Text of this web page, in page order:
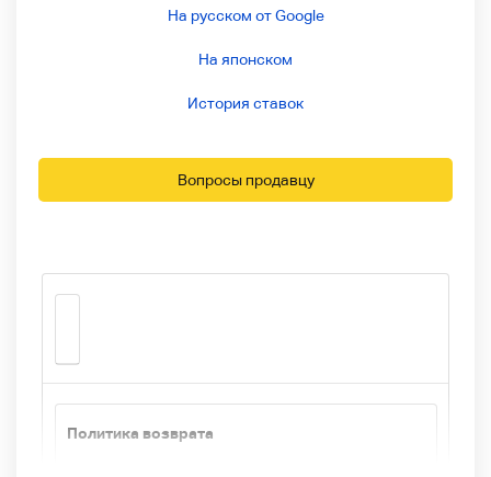
На русском от Google
На японском
История ставок
Вопросы продавцу
Политика возврата